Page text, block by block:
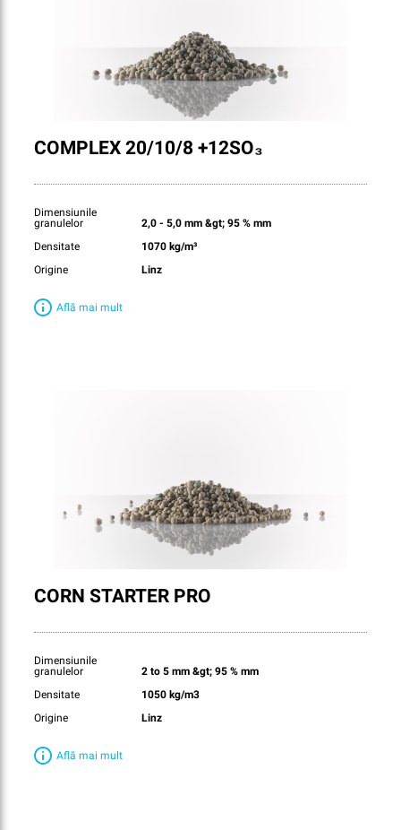
COMPLEX 20/10/8 +12SO₃
Dimensiunile
granulelor
2,0 - 5,0 mm &gt; 95 % mm
Densitate
1070 kg/m³
Origine
Linz
Află mai mult
CORN STARTER PRO
Dimensiunile
granulelor
2 to 5 mm &gt; 95 % mm
Densitate
1050 kg/m3
Origine
Linz
Află mai mult